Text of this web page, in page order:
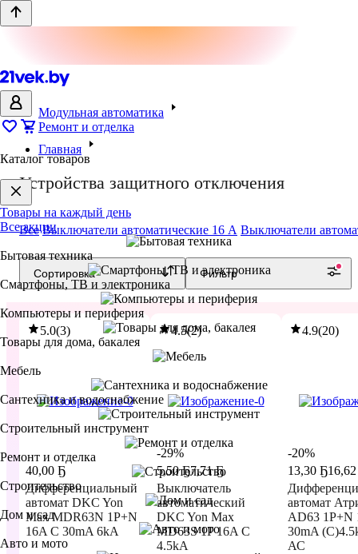
Каталог товаров
Товары на каждый день
Все акции
Бытовая техника
Смартфоны, ТВ и электроника
Компьютеры и периферия
Товары для дома, бакалея
Мебель
Сантехника и водоснабжение
Строительный инструмент
Ремонт и отделка
Строительство
Дом и сад
Авто и мото
Модульная автоматика
Ремонт и отделка
Главная
Устройства защитного отключения
Все Выключатели автоматические 16 A Выключатели
Сортировка Фильтр
Рекомендуем к установке
5.0(3)
40,00 Ҕ
Дифференциальный
автомат DKC Yon
Max MDR63N 1P+N
16A C 30mA 6kA
4.5(2)
-29%
5,50 Ҕ7,71 Ҕ
Выключатель
автоматический
DKC Yon Max
MD63S 1P 16A C
4.5kA
4.9(20)
-20%
13,30 Ҕ
автомат
AD63 1P+N
30mA
АС